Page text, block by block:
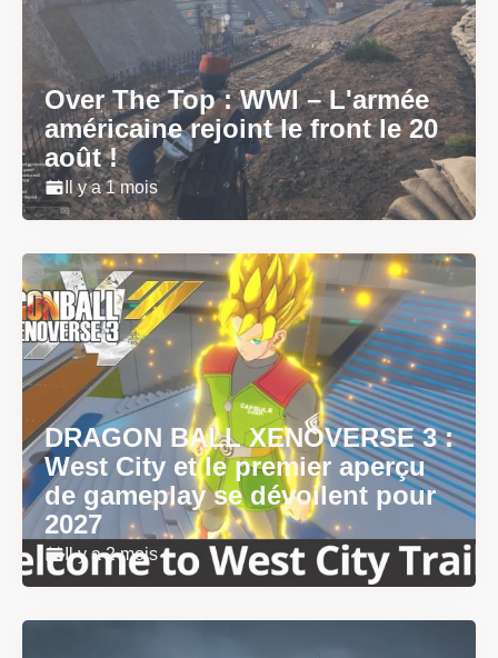
Over The Top : WWI – L'armée
américaine rejoint le front le 20
août !
Il y a 1 mois
DRAGON BALL XENOVERSE 3 :
West City et le premier aperçu
de gameplay se dévoilent pour
2027
Il y a 2 mois